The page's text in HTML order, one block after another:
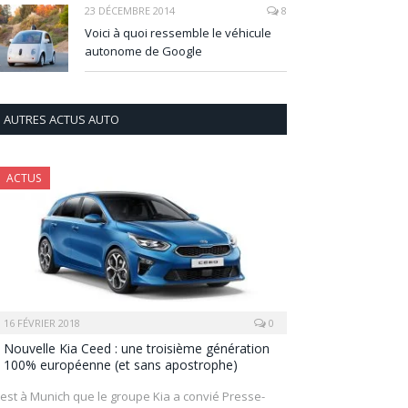
23 DÉCEMBRE 2014 8
Voici à quoi ressemble le véhicule
autonome de Google
AUTRES ACTUS AUTO
ACTUS
16 FÉVRIER 2018 0
Nouvelle Kia Ceed : une troisième génération
100% européenne (et sans apostrophe)
à Munich que le groupe Kia a convié Presse-